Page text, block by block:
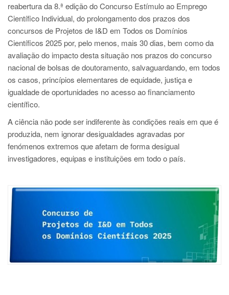
reabertura da 8.ª edição do Concurso Estímulo ao Emprego
Científico Individual, do prolongamento dos prazos dos
concursos de Projetos de I&D em Todos os Domínios
Científicos 2025 por, pelo menos, mais 30 dias, bem como da
avaliação do impacto desta situação nos prazos do concurso
nacional de bolsas de doutoramento, salvaguardando, em todos
os casos, princípios elementares de equidade, justiça e
igualdade de oportunidades no acesso ao financiamento
científico.
A ciência não pode ser indiferente às condições reais em que é
produzida, nem ignorar desigualdades agravadas por
fenómenos extremos que afetam de forma desigual
investigadores, equipas e instituições em todo o país.